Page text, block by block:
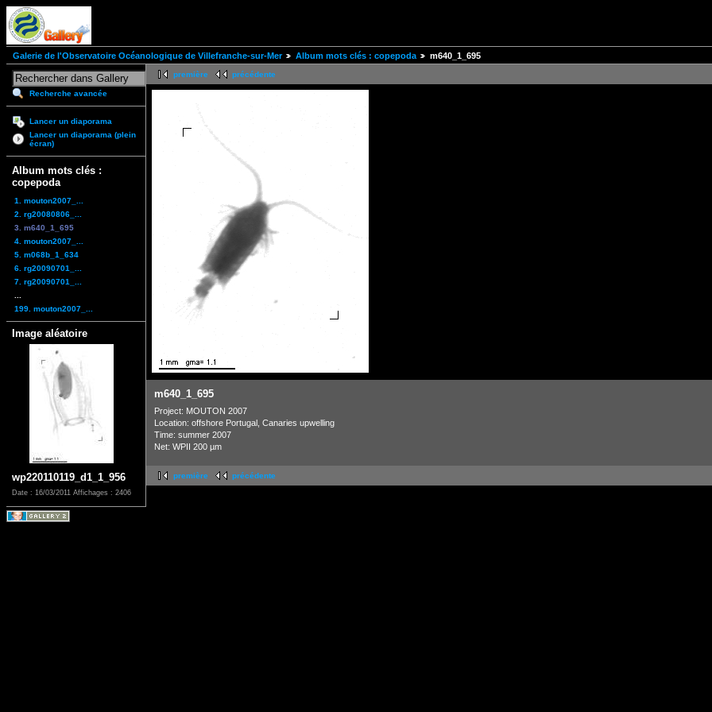
Galerie de l'Observatoire Océanologique de Villefranche-sur-Mer Album mots clés : copepoda m640_1_695
Recherche avancée
Lancer un diaporama
Lancer un diaporama (plein
écran)
Album mots clés :
copepoda
1. mouton2007_...
2. rg20080806_...
3. m640_1_695
4. mouton2007_...
5. m068b_1_634
6. rg20090701_...
7. rg20090701_...
199. mouton2007_...
Image aléatoire
wp220110119_d1_1_956
Date : 16/03/2011 Affichages : 2406
première précédente
m640_1_695
Project: MOUTON 2007
Location: offshore Portugal, Canaries upwelling
Time: summer 2007
Net: WPII 200 µm
première précédente